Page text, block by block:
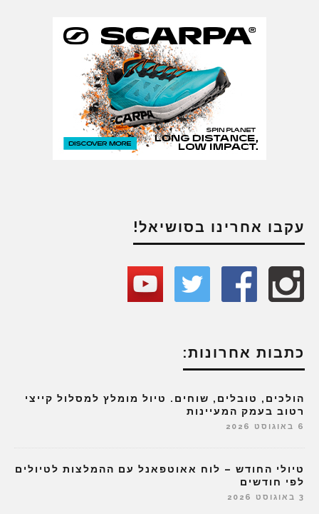
עקבו אחרינו בסושיאל!
כתבות אחרונות:
הולכים, טובלים, שוחים. טיול מומלץ למסלול קייצי
רטוב בעמק המעיינות
6 באוגוסט 2026
טיולי החודש – לוח אאוטפאנל עם ההמלצות לטיולים
לפי חודשים
3 באוגוסט 2026